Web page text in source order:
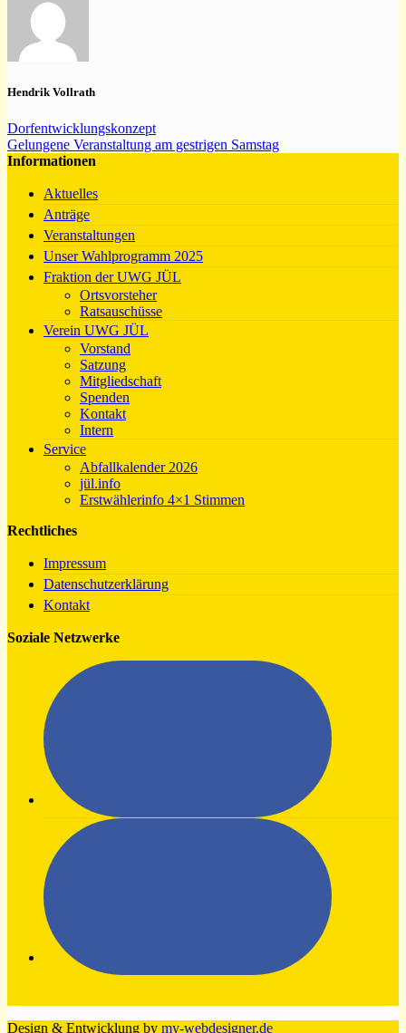
Hendrik Vollrath
Dorfentwicklungskonzept
Gelungene Veranstaltung am gestrigen Samstag
Informationen
Aktuelles
Anträge
Veranstaltungen
Unser Wahlprogramm 2025
Fraktion der UWG JÜL
Ortsvorsteher
Ratsauschüsse
Verein UWG JÜL
Vorstand
Satzung
Mitgliedschaft
Spenden
Kontakt
Intern
Service
Abfallkalender 2026
jül.info
Erstwählerinfo 4×1 Stimmen
Rechtliches
Impressum
Datenschutzerklärung
Kontakt
Soziale Netzwerke
Design & Entwicklung by my-webdesigner.de